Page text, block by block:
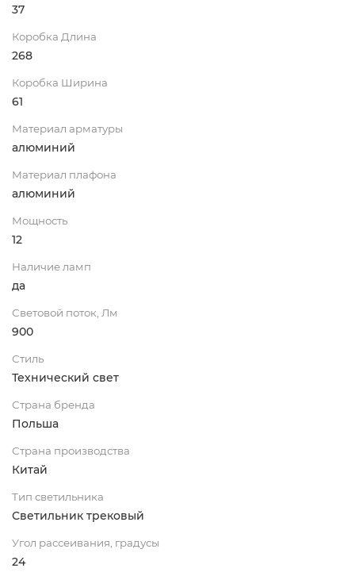
37
Коробка Длина
268
Коробка Ширина
61
Материал арматуры
алюминий
Материал плафона
алюминий
Мощность
12
Наличие ламп
да
Световой поток, Лм
900
Стиль
Технический свет
Страна бренда
Польша
Страна производства
Китай
Тип светильника
Светильник трековый
Угол рассеивания, градусы
24